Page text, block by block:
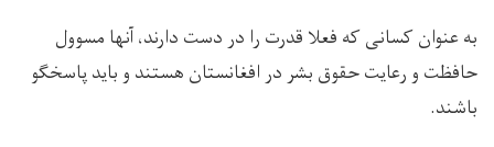
به عنوان کسانی که فعلا قدرت را در دست دارند، آنها مسوول
حافظت و رعایت حقوق بشر در افغانستان هستند و باید پاسخگو
باشند.